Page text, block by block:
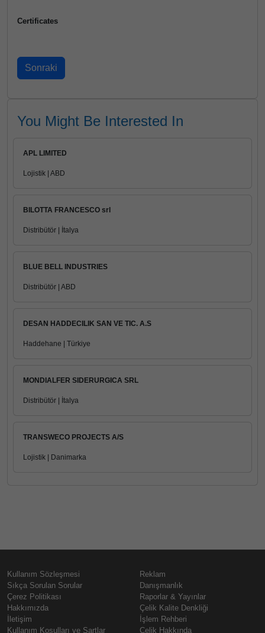
Certificates
You Might Be Interested In
APL LIMITED
Lojistik | ABD
BILOTTA FRANCESCO srl
Distribütör | İtalya
BLUE BELL INDUSTRIES
Distribütör | ABD
DESAN HADDECILIK SAN VE TIC. A.S
Haddehane | Türkiye
MONDIALFER SIDERURGICA SRL
Distribütör | İtalya
TRANSWECO PROJECTS A/S
Lojistik | Danimarka
Kullanım Sözleşmesi
Sıkça Sorulan Sorular
Çerez Politikası
Hakkımızda
İletişim
Kullanım Koşulları ve Şartlar
Reklam
Danışmanlık
Raporlar & Yayınlar
Çelik Kalite Denkliği
İşlem Rehberi
Çelik Hakkında